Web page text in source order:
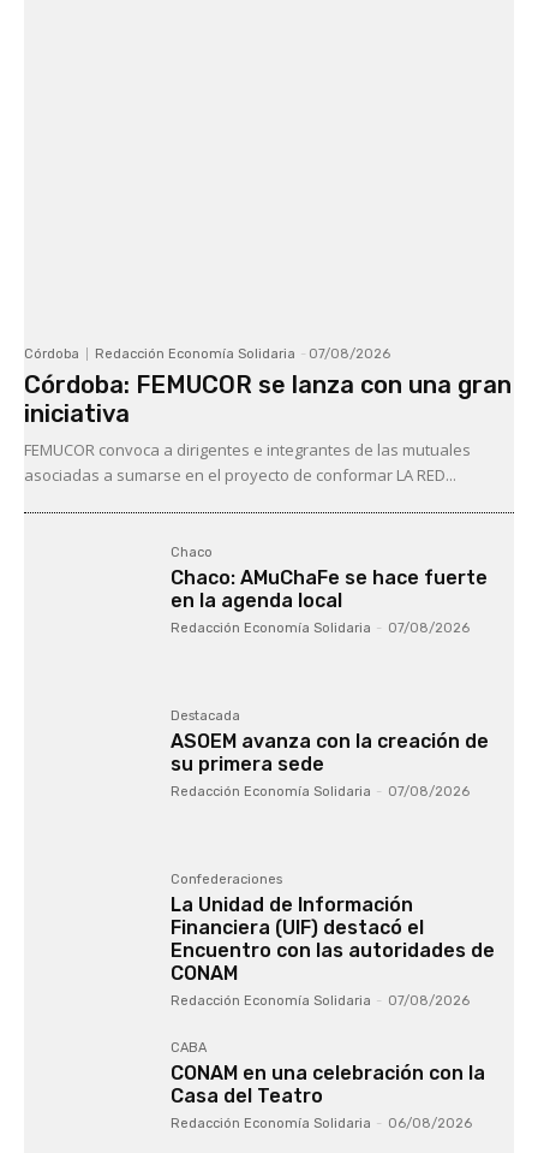
Córdoba Redacción Economía Solidaria - 07/08/2026
Córdoba: FEMUCOR se lanza con una gran
iniciativa
FEMUCOR convoca a dirigentes e integrantes de las mutuales
asociadas a sumarse en el proyecto de conformar LA RED...
Chaco
Chaco: AMuChaFe se hace fuerte
en la agenda local
Redacción Economía Solidaria - 07/08/2026
Destacada
ASOEM avanza con la creación de
su primera sede
Redacción Economía Solidaria - 07/08/2026
Confederaciones
La Unidad de Información
Financiera (UIF) destacó el
Encuentro con las autoridades de
CONAM
Redacción Economía Solidaria - 07/08/2026
CABA
CONAM en una celebración con la
Casa del Teatro
Redacción Economía Solidaria - 06/08/2026